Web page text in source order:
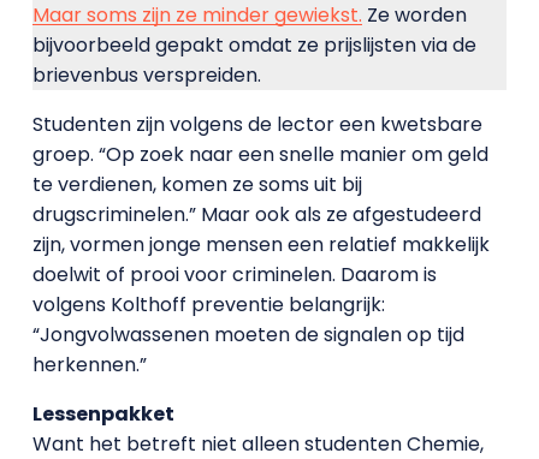
Maar soms zijn ze minder gewiekst. Ze worden
bijvoorbeeld gepakt omdat ze prijslijsten via de
brievenbus verspreiden.
Studenten zijn volgens de lector een kwetsbare
groep. “Op zoek naar een snelle manier om geld
te verdienen, komen ze soms uit bij
drugscriminelen.” Maar ook als ze afgestudeerd
zijn, vormen jonge mensen een relatief makkelijk
doelwit of prooi voor criminelen. Daarom is
volgens Kolthoff preventie belangrijk:
“Jongvolwassenen moeten de signalen op tijd
herkennen.”
Lessenpakket
Want het betreft niet alleen studenten Chemie,